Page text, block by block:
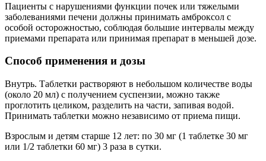
Пациенты с нарушениями функции почек или тяжелыми
заболеваниями печени должны принимать амброксол с
особой осторожностью, соблюдая большие интервалы между
приемами препарата или принимая препарат в меньшей дозе.
Способ применения и дозы
Внутрь. Таблетки растворяют в небольшом количестве воды
(около 20 мл) с получением суспензии, можно также
проглотить целиком, разделить на части, запивая водой.
Принимать таблетки можно независимо от приема пищи.
Взрослым и детям старше 12 лет: по 30 мг (1 таблетке 30 мг
или 1/2 таблетки 60 мг) 3 раза в сутки.